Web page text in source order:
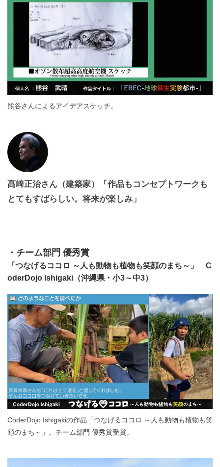
熊谷さんによるアイデアスケッチ。
髙﨑正治さん（建築家）「作品もコンセプトワークも
とてもすばらしい。将来が楽しみ」
・チーム部門 優秀賞
「つなげるココロ ～人も動物も植物も笑顔のまち～」 C
oderDojo Ishigaki（沖縄県・小3～中3）
CoderDojo Ishigakiの作品「つなげるココロ ～人も動物も植物も笑
顔のまち～」。チーム部門 優秀賞受賞。